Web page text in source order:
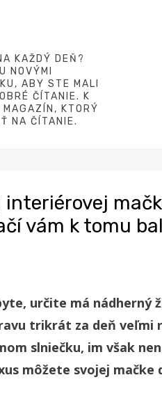
KAŽDÝ DEŇ?
NOVÝMI
ABY STE MALI
ČÍTANIE. K
KTORÝ
NA ČÍTANIE.
interiérovej
vám k tomu
určite má nádherný
trikrát za deň veľmi
slniečku, im však
môžete svojej mačke